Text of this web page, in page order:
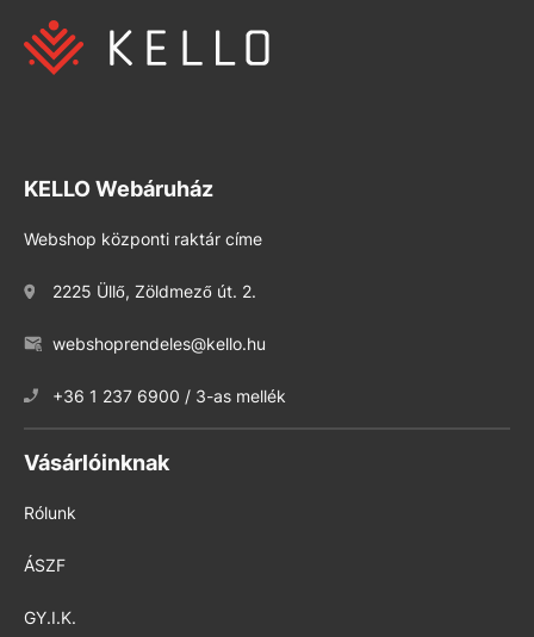
KELLO Webáruház
Webshop központi raktár címe
2225 Üllő, Zöldmező út. 2.
webshoprendeles@kello.hu
+36 1 237 6900 / 3-as mellék
Vásárlóinknak
Rólunk
ÁSZF
GY.I.K.